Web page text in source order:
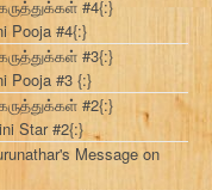
#4{:}
Pooja #4{:}
#3{:}
Pooja #3 {:}
#2{:}
Star #2{:}
Message on